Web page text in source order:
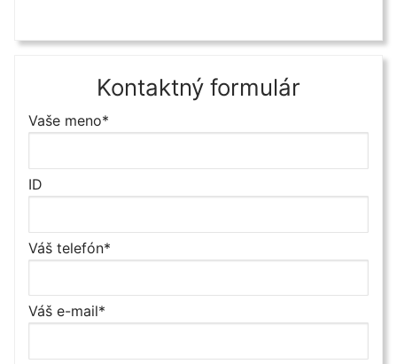
Kontaktný formulár
Vaše meno*
ID
Váš telefón*
Váš e-mail*